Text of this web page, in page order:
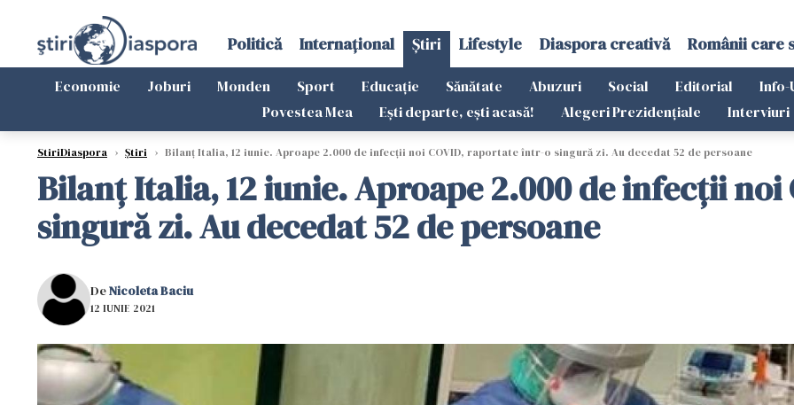
Politică Internațional Știri Lifestyle Diaspora creativă Românii care
Economie Joburi Monden Sport Educație Sănătate Abuzuri Social Editorial Info-
Povestea Mea
Ești departe, ești acasă! Alegeri Prezidențiale Interviuri
StiriDiaspora › Știri › Bilanț Italia, 12 iunie. Aproape 2.000 de infecții noi COVID, raportate într-o singură zi. Au decedat 52 de persoane
Bilanț Italia, 12 iunie. Aproape 2.000 de infecții
singură zi. Au decedat 52 de persoane
DeNicoleta Baciu
12 IUNIE 2021